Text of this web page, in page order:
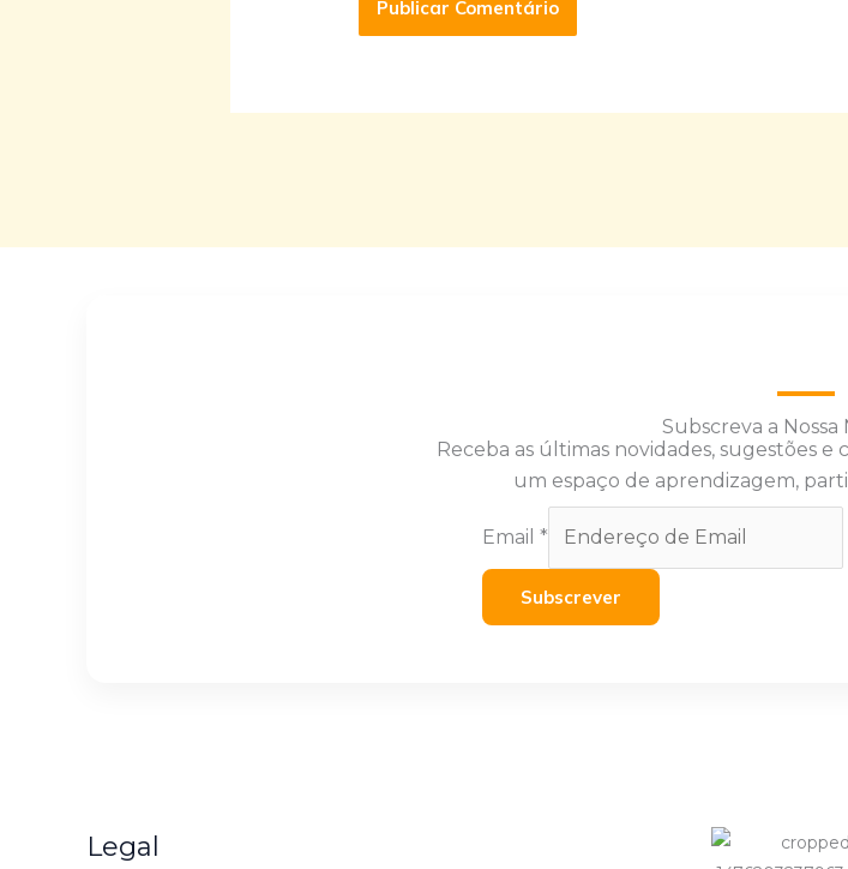
Subscreva a
Receba as últimas novidades, sugestões
um espaço de aprendizagem,
Email *
Subscrever
Legal